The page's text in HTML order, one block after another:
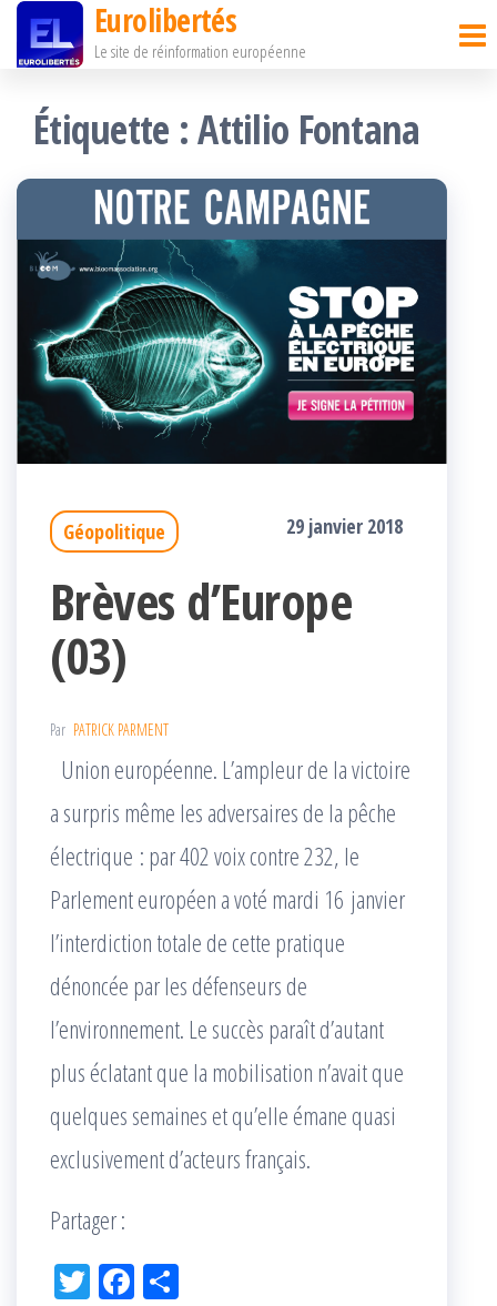
Passer
contenu
Eurolibertés
Le site de réinformation européenne
Étiquette :Attilio Fontana
Géopolitique 29 janvier 2018
Brèves d’Europe
(03)
Par PATRICK PARMENT
Union européenne. L’ampleur de la victoire
a surpris même les adversaires de la pêche
électrique : par 402 voix contre 232, le
Parlement européen a voté mardi 16 janvier
l’interdiction totale de cette pratique
dénoncée par les défenseurs de
l’environnement. Le succès paraît d’autant
plus éclatant que la mobilisation n’avait que
quelques semaines et qu’elle émane quasi
exclusivement d’acteurs français.
Partager :
Tw Fac